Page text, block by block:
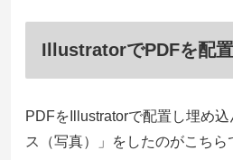
IllustratorでPDFを配
PDFをIllustratorで配置し埋め
ス（写真）」をしたのがこちら